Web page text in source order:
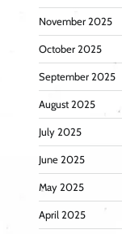
November 2025
October 2025
September 2025
August 2025
July 2025
June 2025
May 2025
April 2025